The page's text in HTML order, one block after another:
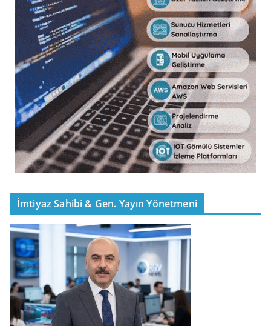
İmtiyaz Sahibi & Gen. Yayın Yönetmeni